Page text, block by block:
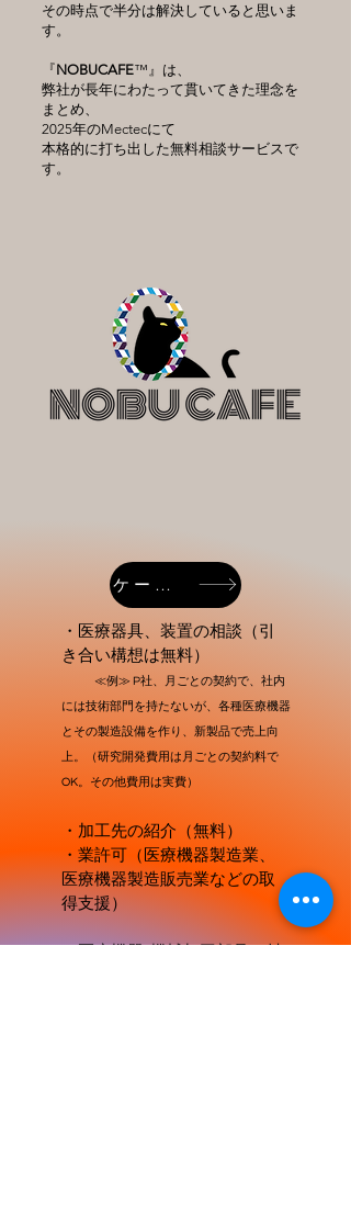
その時点で半分は解決していると思いま
す。
『NOBUCAFE™』は、
弊社が長年にわたって貫いてきた理念を
まとめ、
2025年のMectecにて
本格的に打ち出した無料相談サービスで
す。
ケーススタディ
・医療器具、装置の相談（ 引
き合い構想は無料）
≪例≫ P社、月ごとの契約で、社内
には技術部門を持たないが、各種医療機器
とその製造設備を作り、新製品で売上向
上。（研究開発費用は月ごとの契約料で
OK。その他費用は実費）
・加工先の紹介（無料）
・業許可（医療機器製造業、
医療機器製造販売業などの取
得支援 ）​